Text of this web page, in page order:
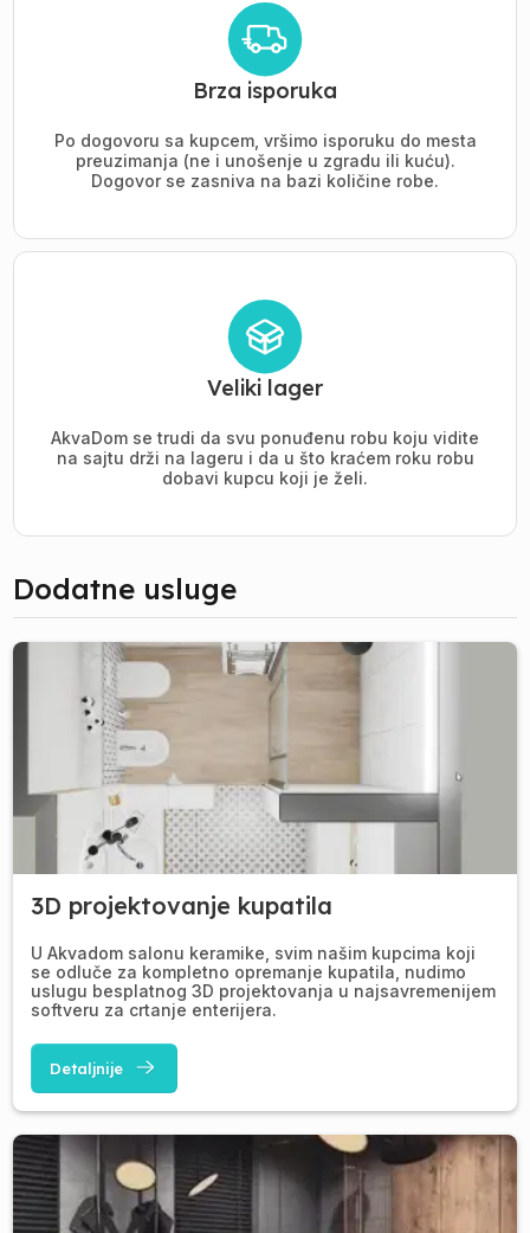
Brza isporuka
Po dogovoru sa kupcem, vršimo isporuku do mesta
preuzimanja (ne i unošenje u zgradu ili kuću).
Dogovor se zasniva na bazi količine robe.
Veliki lager
AkvaDom se trudi da svu ponuđenu robu koju vidite
na sajtu drži na lageru i da u što kraćem roku robu
dobavi kupcu koji je želi.
Dodatne usluge
3D projektovanje kupatila
U Akvadom salonu keramike, svim našim kupcima koji
se odluče za kompletno opremanje kupatila, nudimo
uslugu besplatnog 3D projektovanja u najsavremenijem
softveru za crtanje enterijera.
Detaljnije